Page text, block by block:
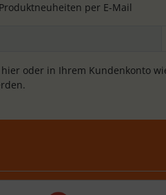
per E-Mail
oder in Ihrem Kundenkonto
Sternen